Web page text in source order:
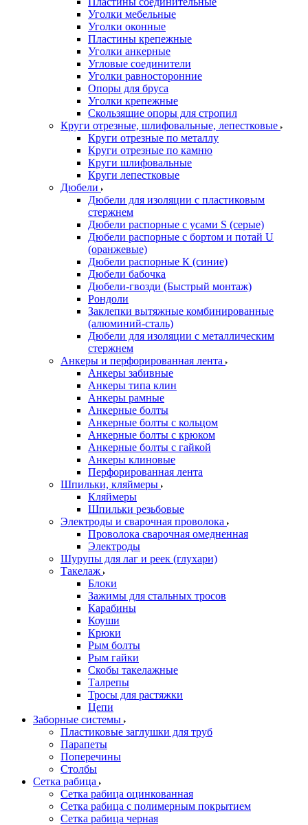
Уголки мебельные
Уголки оконные
Пластины крепежные
Уголки анкерные
Угловые соединители
Уголки равносторонние
Опоры для бруса
Уголки крепежные
Скользящие опоры для стропил
Круги отрезные, шлифовальные, лепестковые
Круги отрезные по металлу
Круги отрезные по камню
Круги шлифовальные
Круги лепестковые
Дюбели
Дюбели для изоляции с пластиковым
стержнем
Дюбели распорные с усами S (серые)
Дюбели распорные c бортом и потай U
(оранжевые)
Дюбели распорные К (синие)
Дюбели бабочка
Дюбели-гвозди (Быстрый монтаж)
Рондоли
Заклепки вытяжные комбинированные
(алюминий-сталь)
Дюбели для изоляции с металлическим
стержнем
Анкеры и перфорированная лента
Анкеры забивные
Анкеры типа клин
Анкеры рамные
Анкерные болты
Анкерные болты с кольцом
Анкерные болты с крюком
Анкерные болты с гайкой
Анкеры клиновые
Перфорированная лента
Шпильки, кляймеры
Кляймеры
Шпильки резьбовые
Электроды и сварочная проволока
Проволока сварочная омедненная
Электроды
Шурупы для лаг и реек (глухари)
Такелаж
Блоки
Зажимы для стальных тросов
Карабины
Коуши
Крюки
Рым болты
Рым гайки
Скобы такелажные
Талрепы
Тросы для растяжки
Цепи
Заборные системы
Пластиковые заглушки для труб
Парапеты
Поперечины
Столбы
Сетка рабица
Сетка рабица оцинкованная
Сетка рабица с полимерным покрытием
Сетка рабица черная